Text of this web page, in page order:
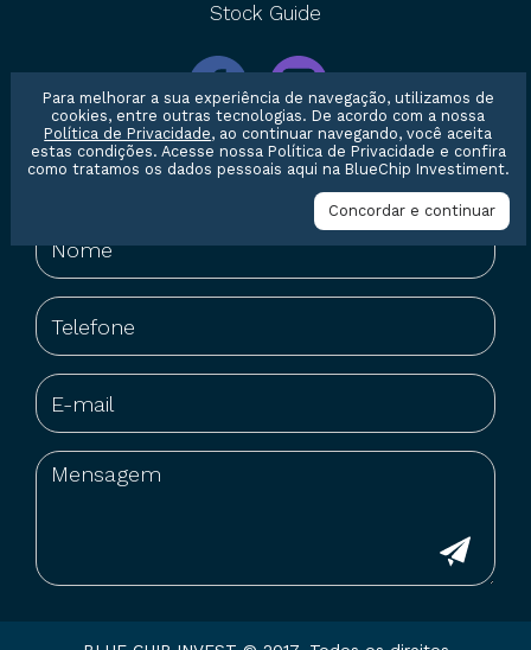
Stock Guide
Entre em contato conosco
Para melhorar a sua experiência de navegação, utilizamos de
cookies, entre outras tecnologias. De acordo com a nossa
Política de Privacidade, ao continuar navegando, você aceita
estas condições. Acesse nossa Política de Privacidade e confira
como tratamos os dados pessoais aqui na BlueChip Investiment.
Concordar e continuar